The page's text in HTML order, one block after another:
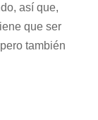
así que,
que ser
también